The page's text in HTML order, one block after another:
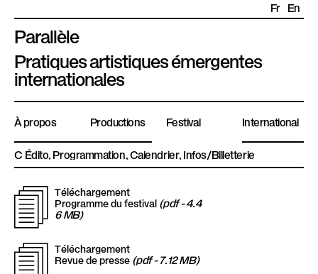
Parallèle
P
l
a
t
e
f
o
m
e
P
a
Pratiques artistiques émergentes
internationales
Fr En
À propos Productions Festival International
Édito Programmation Calendrier Infos/Billetterie
T
é
Téléchargement
Programme du festival (pdf - 4.4
6 MB)
T
Téléchargement
Revue de presse (pdf - 7.12 MB)